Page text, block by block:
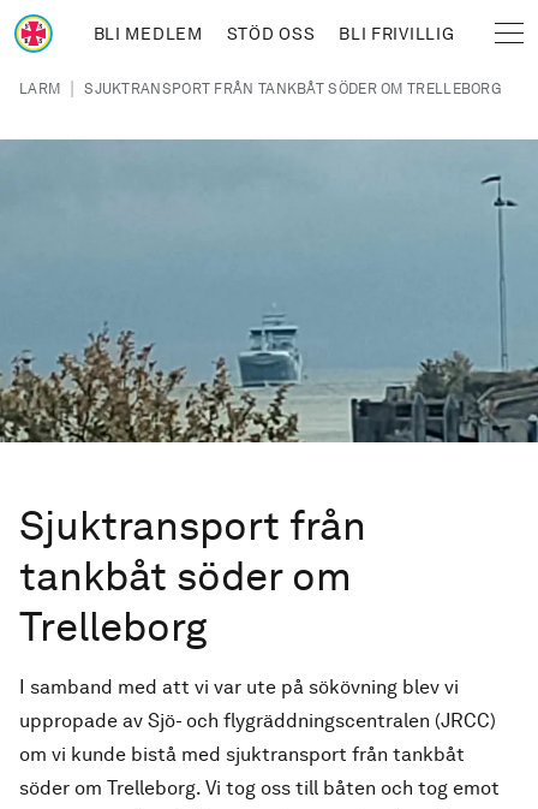
Hoppa till huvudinnehåll
BLI MEDLEM STÖD OSS BLI FRIVILLIG
Länkstig
LARM | SJUKTRANSPORT FRÅN TANKBÅT SÖDER OM TRELLEBORG
Sjuktransport från
tankbåt söder om
Trelleborg
I samband med att vi var ute på sökövning blev vi
uppropade av Sjö- och flygräddningscentralen (JRCC)
om vi kunde bistå med sjuktransport från tankbåt
söder om Trelleborg. Vi tog oss till båten och tog emot